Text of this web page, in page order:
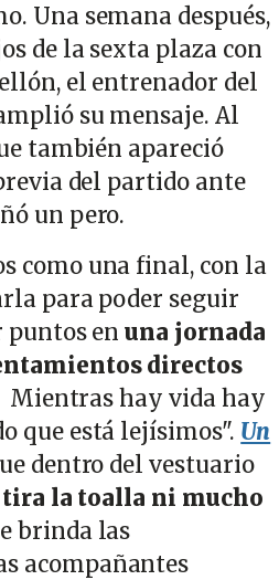
Una semana después,
de la sexta plaza con
el entrenador del
su mensaje. Al
también apareció
del partido ante
un pero.
como una final, con la
para poder seguir
puntos enuna jornada
directos
Mientras hay vida hay
que está lejísimos". Un
dentro del vestuario
tira la toalla ni mucho
brinda las
acompañantes